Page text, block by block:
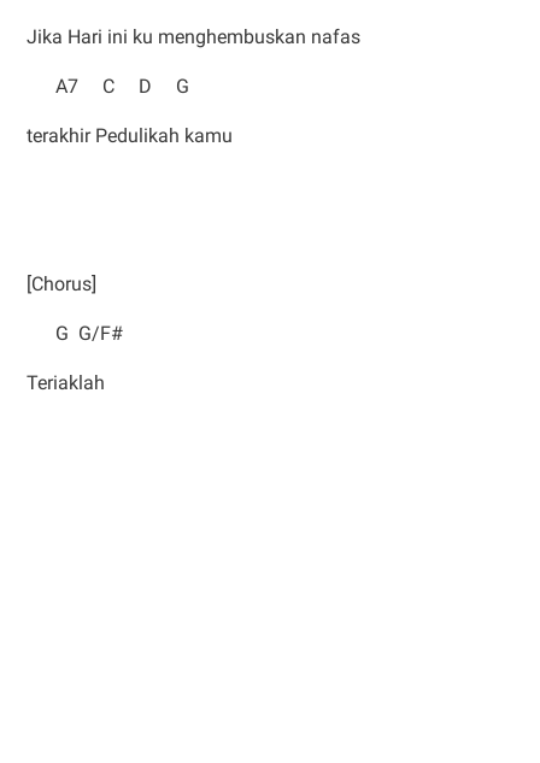
Jika Hari ini ku menghembuskan nafas
A7 C D G
terakhir Pedulikah kamu
[Chorus]
G G/F#
Teriaklah